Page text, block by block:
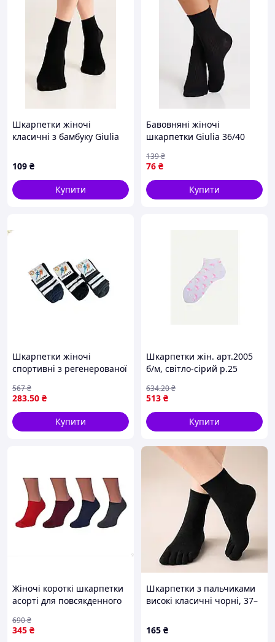
Шкарпетки жіночі
класичні з бамбуку Giulia
black, повсякденні середня
посадка
109 ₴
Купити
Бавовняні жіночі
шкарпетки Giulia 36/40
76 ₴
139₴
Купити
Шкарпетки жіночі
спортивні з регенерованої
відпочинку комфортні мікс
12 пар
283.50 ₴
567₴
Купити
Шкарпетки жін. арт.2005
б/м, світло-сірий р.25
513 ₴
634.20₴
Купити
Жіночі короткі шкарпетки
асорті для повсякденного
та поліестеру
345 ₴
690₴
Шкарпетки з пальчиками
високі класичні чорні, 37–
165 ₴